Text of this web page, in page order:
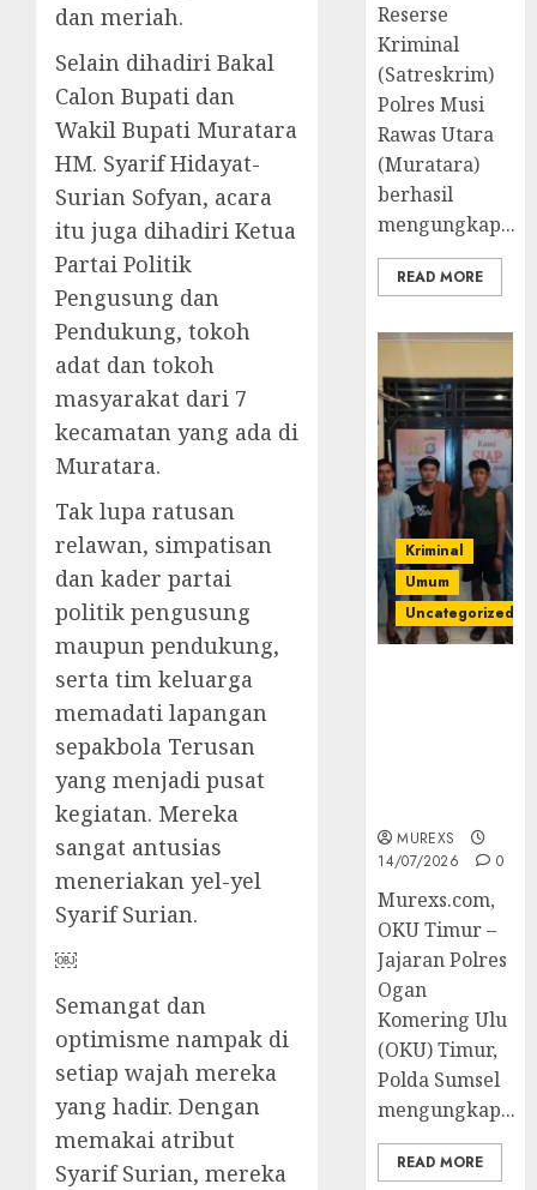
dan meriah.
Selain dihadiri Bakal
Calon Bupati dan
Wakil Bupati Muratara
HM. Syarif Hidayat-
Surian Sofyan, acara
itu juga dihadiri Ketua
Partai Politik
Pengusung dan
Pendukung, tokoh
adat dan tokoh
masyarakat dari 7
kecamatan yang ada di
Muratara.
Tak lupa ratusan
relawan, simpatisan
dan kader partai
politik pengusung
maupun pendukung,
serta tim keluarga
memadati lapangan
sepakbola Terusan
yang menjadi pusat
kegiatan. Mereka
sangat antusias
meneriakan yel-yel
Syarif Surian.
￼
Semangat dan
optimisme nampak di
setiap wajah mereka
yang hadir. Dengan
memakai atribut
Syarif Surian, mereka
Reserse
Kriminal
(Satreskrim)
Polres Musi
Rawas Utara
(Muratara)
berhasil
mengungkap...
READ MORE
Kriminal
Umum
Uncategorized
MUREXS
14/07/2026
0
Murexs.com,
OKU Timur –
Jajaran Polres
Ogan
Komering Ulu
(OKU) Timur,
Polda Sumsel
mengungkap...
READ MORE